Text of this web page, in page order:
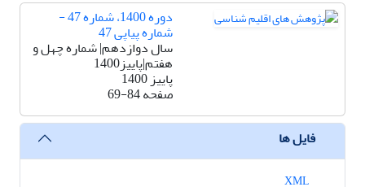
دوره 1400، شماره 47 -
شماره پیاپی 47
سال دوازدهم| شماره چهل و
هفتم|پاییز1400
پاییز 1400
صفحه69-84
فایل ها